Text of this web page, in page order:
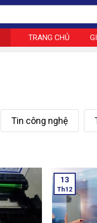
TRANG CHỦ
Tin công nghệ
13
Th12